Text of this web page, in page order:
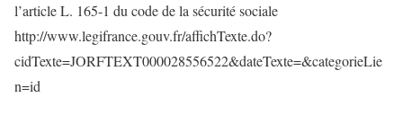
l’article L. 165-1 du code de la sécurité sociale
http://www.legifrance.gouv.fr/affichTexte.do?
cidTexte=JORFTEXT000028556522&dateTexte=&categorieLie
n=id